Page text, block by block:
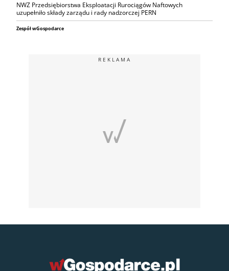
NWZ Przedsiębiorstwa Eksploatacji Rurociągów Naftowych
uzupełniło składy zarządu i rady nadzorczej PERN
Zespół wGospodarce
REKLAMA